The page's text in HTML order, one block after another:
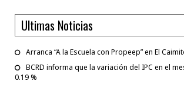
Ultimas Noticias
Arranca “A la Escuela con Propeep” en El
BCRD informa que la variación del IPC en el
0.19 %